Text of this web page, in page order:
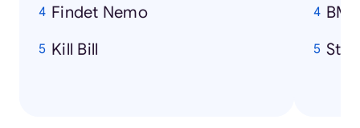
Findet Nemo
Kill Bill